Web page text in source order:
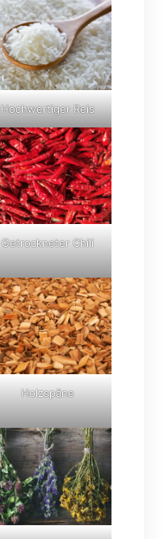
Hochwertiger Reis
Getrockneter Chili
Holzspäne